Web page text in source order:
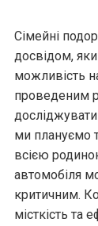
Сімейні
досвідом,
можливість
проведеним
ми плануємо
всією
автомобіля
критичним.
місткість та